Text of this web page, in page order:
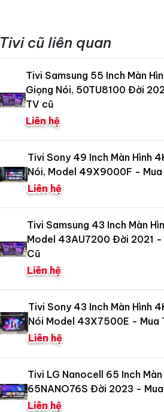
Tivi cũ liên quan
Tivi Samsung 55 Inch Màn
Giọng Nói, 50TU8100 Đời
TV cũ
Liên hệ
Tivi Sony 49 Inch Màn Hình
Nói, Model 49X9000F - Mua
Liên hệ
Tivi Samsung 43 Inch Màn
Model 43AU7200 Đời 2021 -
Cũ
Liên hệ
Tivi Sony 43 Inch Màn Hình
Nói Model 43X7500E - Mua
Liên hệ
Tivi LG Nanocell 65 Inch Màn
65NANO76S Đời 2023 -
Liên hệ